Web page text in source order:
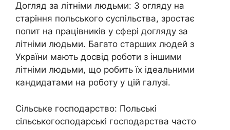
Догляд за літніми людьми: З огляду на
старіння польського суспільства, зростає
попит на працівників у сфері догляду за
літніми людьми. Багато старших людей з
України мають досвід роботи з іншими
літніми людьми, що робить їх ідеальними
кандидатами на роботу у цій галузі.
Сільське господарство: Польські
сільськогосподарські господарства часто